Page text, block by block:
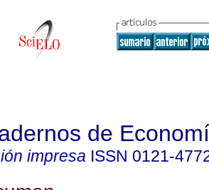
de
impresa ISSN 0121-